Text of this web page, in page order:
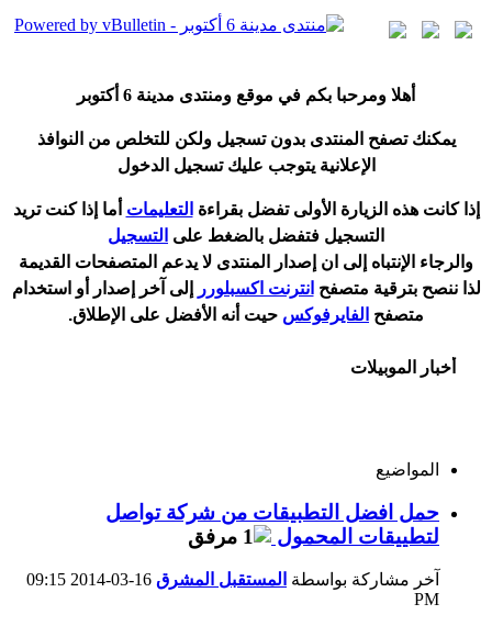
هلا ومرحبا بكم في موقع ومنتدى مدينة 6 أكتوبر
يمكنك تصفح المنتدى بدون تسجيل ولكن للتخلص من النوافذ
الإعلانية يتوجب عليك تسجيل الدخول
إذا كانت هذه الزيارة الأولى تفضل بقراءة التعليمات ما إذا كنت تريد
التسجيل فتفضل بالضغط على التسجيل
والرجاء الإنتباه إلى ان إصدار المنتدى لا يدعم المتصفحات القديمة
لذا ننصح بترقية متصفح انترنت اكسبلورر إلى آخر إصدار أو استخدام
متصفح الفايرفوكس حيت نه الأفضل على الإطلاق.
أخبار الموبيلات
المواضيع
حمل افضل التطبيقات من شركة تواصل
لتطييقات المحمول
آخر مشاركة بواسطة المستقبل المشرق
09:15
PM